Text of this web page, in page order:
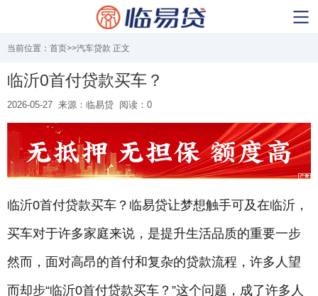
当前位置： 首页>>汽车贷款 正文
临沂0首付贷款买车？
2026-05-27 来源：临易贷 阅读：0
临沂0首付贷款买车？临易贷让梦想触手可及在临沂，
买车对于许多家庭来说，是提升生活品质的重要一步
然而，面对高昂的首付和复杂的贷款流程，许多人望
而却步“临沂0首付贷款买车？”这个问题，成了许多人